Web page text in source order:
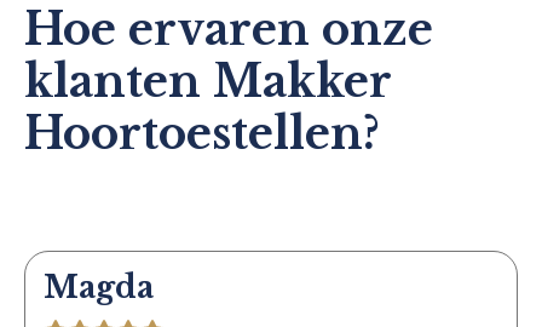
Hoe ervaren onze
klanten Makker
Hoortoestellen?
Magda